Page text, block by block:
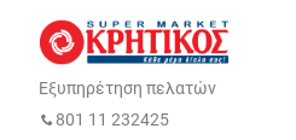
Εξυπηρέτηση πελατών
801 11 232425